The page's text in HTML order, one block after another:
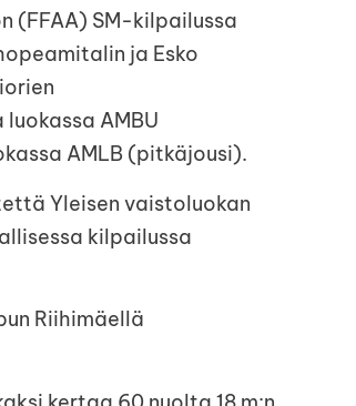
(FFAA) SM-kilpailussa
ja Esko
AMBU
AMLB (pitkäjousi).
Yleisen vaistoluokan
kilpailussa
Riihimäellä